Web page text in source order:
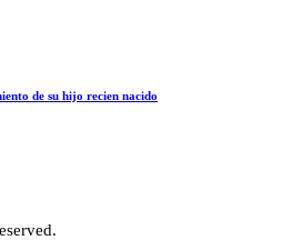
de su hijo recien nacido